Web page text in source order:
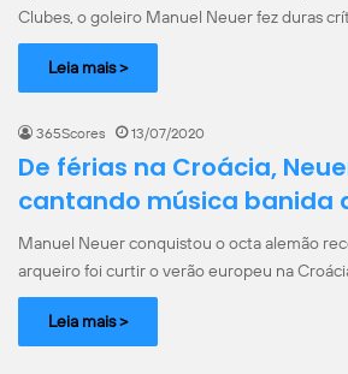
Clubes, o goleiro Manuel Neuer fez duras
Leia mais >
365Scores 13/07/2020
De férias na Croácia,
cantando música banida
Manuel Neuer conquistou o octa alemão
arqueiro foi curtir o verão europeu na
Leia mais >